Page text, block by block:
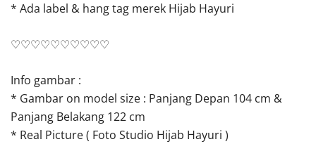
* Ada label & hang tag merek Hijab Hayuri
♡♡♡♡♡♡♡♡♡♡
Info gambar :
* Gambar on model size : Panjang Depan 104 cm &
Panjang Belakang 122 cm
* Real Picture ( Foto Studio Hijab Hayuri )